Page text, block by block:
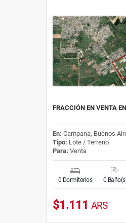
FRACCIÓN EN VENTA
En: Campana, Buenos
Tipo: Lote / Terreno
Para: Venta
0 Dormitorios 0
$1.111 ARS